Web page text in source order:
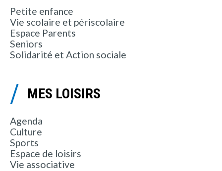
Petite enfance
Vie scolaire et périscolaire
Espace Parents
Seniors
Solidarité et Action sociale
MES LOISIRS
Agenda
Culture
Sports
Espace de loisirs
Vie associative